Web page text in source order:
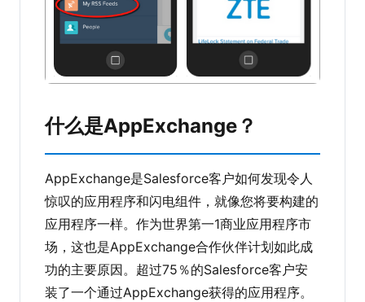
什么是AppExchange？
AppExchange是Salesforce客户如何发现令人
惊叹的应用程序和闪电组件，就像您将要构建的
应用程序一样。作为世界第一1商业应用程序市
场，这也是AppExchange合作伙伴计划如此成
功的主要原因。超过75％的Salesforce客户安
装了一个通过AppExchange获得的应用程序。